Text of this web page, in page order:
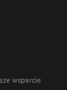
wsparcie